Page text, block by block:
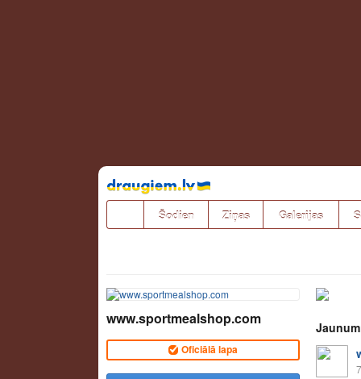
Pāriet
uz
saturu
Šodien Ziņas Galerijas
www.sportmealshop.com
Oficiālā lapa